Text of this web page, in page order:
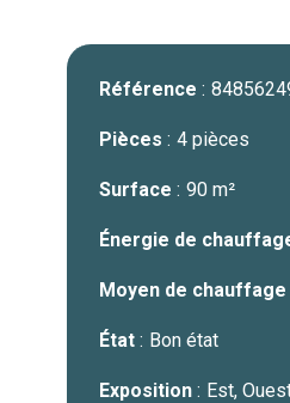
Référence
Pièces 4 pièces
Surface 90 m²
Énergie de
Moyen de chauffage
État Bon état
Exposition Est,